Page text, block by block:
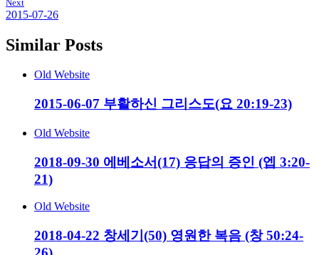
Next
2015-07-26
Similar Posts
Old Website
2015-06-07 부활하신 그리스도(요 20:19-23)
Old Website
2018-09-30 에베소서(17) 응답의 증인 (엡 3:20-
21)
Old Website
2018-04-22 창세기(50) 영원한 복음 (창 50:24-